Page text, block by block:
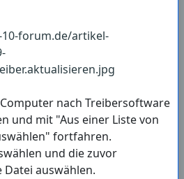
nach Treibersoftware
und mit "Aus einer Liste von
fortfahren.
und die zuvor
auswählen.